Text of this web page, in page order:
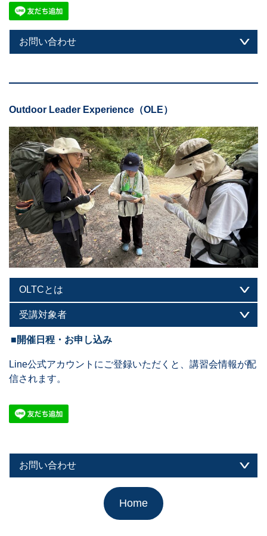
お問い合わせ
Outdoor Leader Experience（OLE）
OLTCとは
受講対象者
■開催日程・お申し込み
Line公式アカウントにご登録いただくと、講習会情報が配
信されます。
お問い合わせ
Home